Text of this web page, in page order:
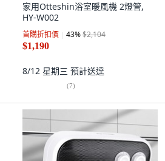
家用Otteshin浴室暖風機 2燈管,
HY-W002
首購折扣價 43%$2,104
$1,190
8/12 星期三 預計送達
(7)